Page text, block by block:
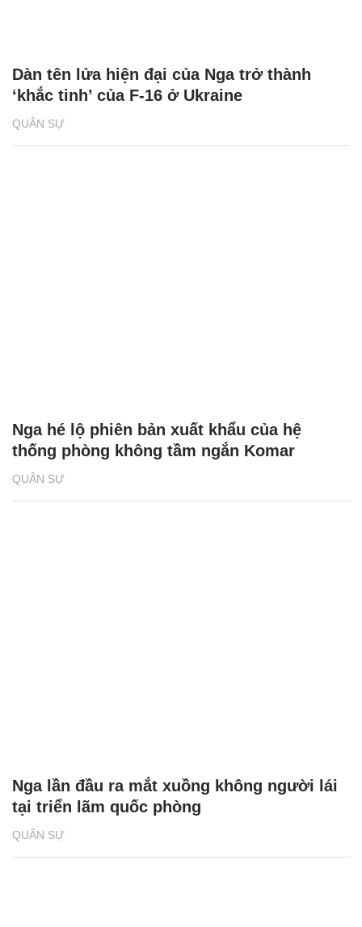
QUÂN SỰ
Dàn tên lửa hiện đại của Nga trở thành
‘khắc tinh’ của F-16 ở Ukraine
QUÂN SỰ
Nga hé lộ phiên bản xuất khẩu của hệ
thống phòng không tầm ngắn Komar
QUÂN SỰ
Nga lần đầu ra mắt xuồng không người lái
tại triển lãm quốc phòng